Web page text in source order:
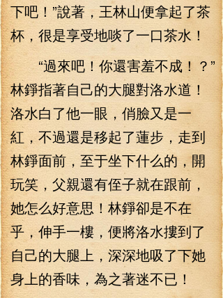
下吧！”說著，王林山便拿起了茶
杯，很是享受地啖了一口茶水！
“過來吧！你還害羞不成！？”
林錚指著自己的大腿對洛水道！
洛水白了他一眼，俏臉又是一
紅，不過還是移起了蓮步，走到
林錚面前，至于坐下什么的，開
玩笑，父親還有侄子就在跟前，
她怎么好意思！林錚卻是不在
乎，伸手一樓，便將洛水摟到了
自己的大腿上，深深地吸了下她
身上的香味，為之著迷不已！